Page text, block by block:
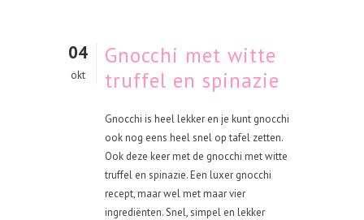
04
okt
Gnocchi met witte
truffel en spinazie
Gnocchi is heel lekker en je kunt gnocchi
ook nog eens heel snel op tafel zetten.
Ook deze keer met de gnocchi met witte
truffel en spinazie. Een luxer gnocchi
recept, maar wel met maar vier
ingrediënten. Snel, simpel en lekker